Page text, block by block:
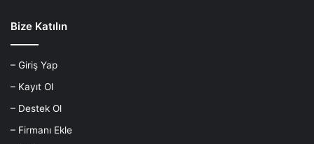
Bize Katılın
– Giriş Yap
– Kayıt Ol
– Destek Ol
– Firmanı Ekle